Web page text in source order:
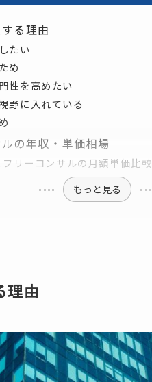
る理由
たい
め
性を高めたい
野に入れている
の年収・単価相場
リーコンサルの月額単価比較
もっと見る
理由